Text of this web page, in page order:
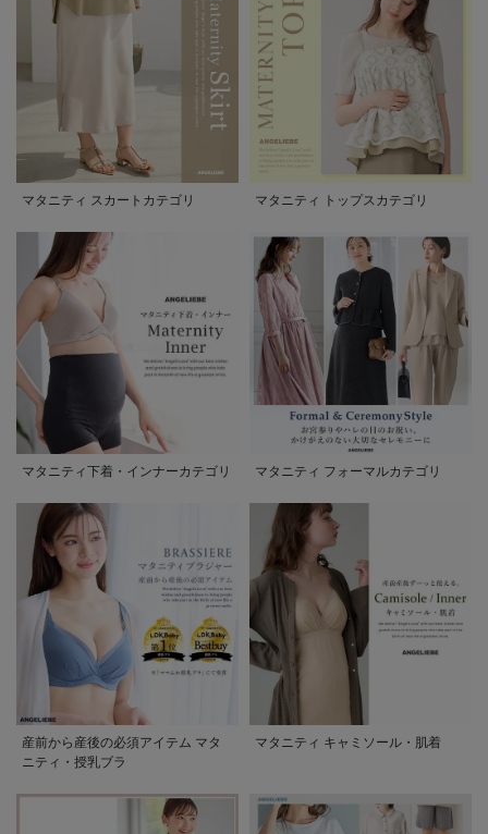
マタニティ スカートカテゴリ マタニティ トップスカテゴリ
マタニティ下着・インナーカテゴリ マタニティ フォーマルカテゴリ
産前から産後の必須アイテム マタ
ニティ・授乳ブラ
マタニティ キャミソール・肌着